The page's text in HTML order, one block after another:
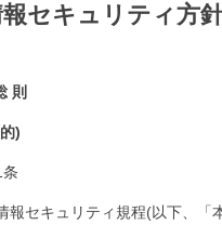
セキュリティ方
則
)
報セキュリティ規程(以下、「